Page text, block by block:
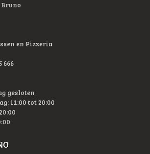
en Pizzeria
666
gesloten
11:00 tot 20:00